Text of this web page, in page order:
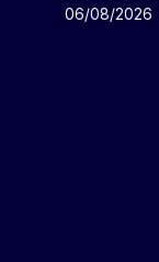
06/08/2026